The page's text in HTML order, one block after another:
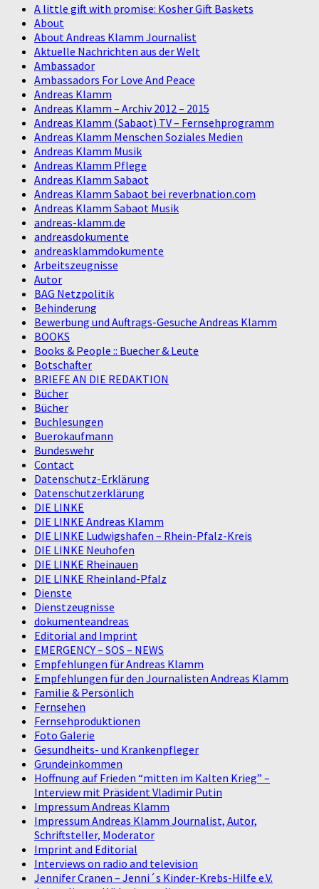
A little gift with promise: Kosher Gift Baskets
About
About Andreas Klamm Journalist
Aktuelle Nachrichten aus der Welt
Ambassador
Ambassadors For Love And Peace
Andreas Klamm
Andreas Klamm – Archiv 2012 – 2015
Andreas Klamm (Sabaot) TV – Fernsehprogramm
Andreas Klamm Menschen Soziales Medien
Andreas Klamm Musik
Andreas Klamm Pflege
Andreas Klamm Sabaot
Andreas Klamm Sabaot bei reverbnation.com
Andreas Klamm Sabaot Musik
andreas-klamm.de
andreasdokumente
andreasklammdokumente
Arbeitszeugnisse
Autor
BAG Netzpolitik
Behinderung
Bewerbung und Auftrags-Gesuche Andreas Klamm
BOOKS
Books & People :: Buecher & Leute
Botschafter
BRIEFE AN DIE REDAKTION
Bücher
Bücher
Buchlesungen
Buerokaufmann
Bundeswehr
Contact
Datenschutz-Erklärung
Datenschutzerklärung
DIE LINKE
DIE LINKE Andreas Klamm
DIE LINKE Ludwigshafen – Rhein-Pfalz-Kreis
DIE LINKE Neuhofen
DIE LINKE Rheinauen
DIE LINKE Rheinland-Pfalz
Dienste
Dienstzeugnisse
dokumenteandreas
Editorial and Imprint
EMERGENCY – SOS – NEWS
Empfehlungen für Andreas Klamm
Empfehlungen für den Journalisten Andreas Klamm
Familie & Persönlich
Fernsehen
Fernsehproduktionen
Foto Galerie
Gesundheits- und Krankenpfleger
Grundeinkommen
Hoffnung auf Frieden “mitten im Kalten Krieg” –
Interview mit Präsident Vladimir Putin
Impressum Andreas Klamm
Impressum Andreas Klamm Journalist, Autor,
Schriftsteller, Moderator
Imprint and Editorial
Interviews on radio and television
Jennifer Cranen – Jenni´s Kinder-Krebs-Hilfe e.V.